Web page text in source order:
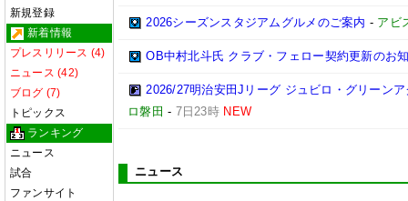
新規登録
新着情報
プレスリリース (4)
ニュース (42)
ブログ (7)
トピックス
ランキング
ニュース
試合
ファンサイト
2026シーズンスタジアムグルメのご案内 - アビ
OB中村北斗氏 クラブ・フェロー契約更新のお
2026/27明治安田Jリーグ ジュビロ・グリーン
ロ磐田 - 7日23時 NEW
ニュース